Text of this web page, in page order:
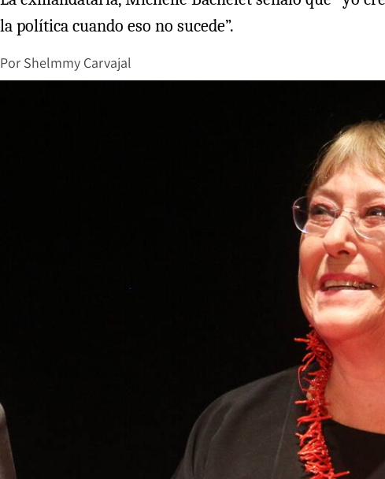
la política cuando eso no sucede”.
Por Shelmmy Carvajal